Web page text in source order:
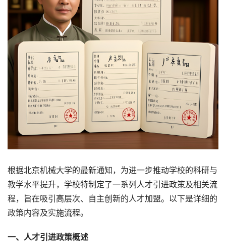
根据北京机械大学的最新通知，为进一步推动学校的科研与
教学水平提升，学校特制定了一系列人才引进政策及相关流
程，旨在吸引高层次、自主创新的人才加盟。以下是详细的
政策内容及实施流程。
一、人才引进政策概述